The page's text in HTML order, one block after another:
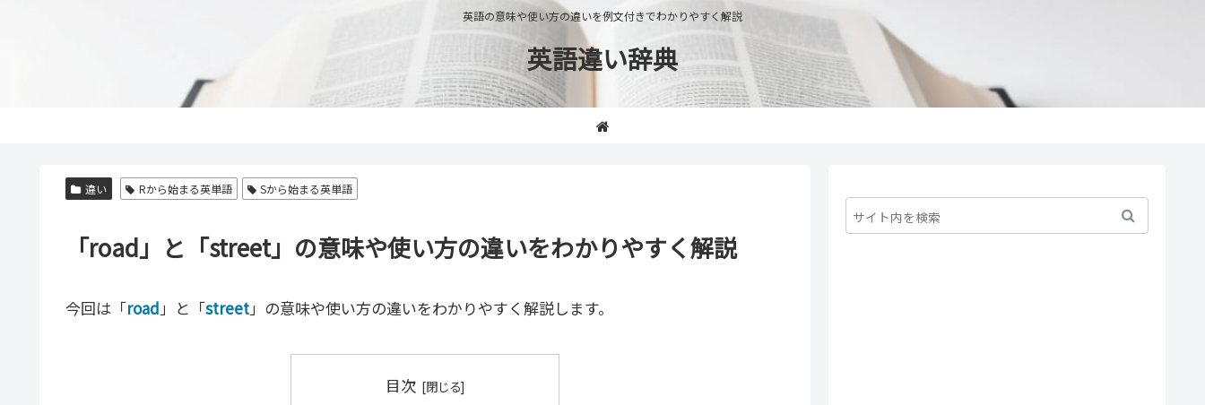
英語の意味や使い方の違いを例文付きでわかりやすく解説
英語違い辞典
違い Rから始まる英単語 Sから始まる英単語
「road」と「street」の意味や使い方の違いをわかりやすく解説
今回は「road」と「street」の意味や使い方の違いをわかりやすく解説します。
目次